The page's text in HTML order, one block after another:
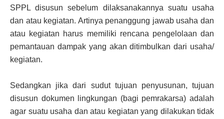
SPPL disusun sebelum dilaksanakannya suatu usaha
dan atau kegiatan. Artinya penanggung jawab usaha dan
atau kegiatan harus memiliki rencana pengelolaan dan
pemantauan dampak yang akan ditimbulkan dari usaha/
kegiatan.
Sedangkan jika dari sudut tujuan penyusunan, tujuan
disusun dokumen lingkungan (bagi pemrakarsa) adalah
agar suatu usaha dan atau kegiatan yang dilakukan tidak